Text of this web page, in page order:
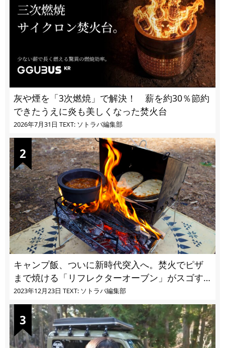
灰や煙を「3次燃焼」で解決！ 薪を約30％節約
できたうえに炎も美しくなった焚火台
2026年7月31日 TEXT: ソトラバ編集部
キャンプ飯、ついに新時代突入へ。焚火でピザ
まで焼ける「リフレクターオーブン」がスゴす
ぎる
2023年12月23日 TEXT: ソトラバ編集部